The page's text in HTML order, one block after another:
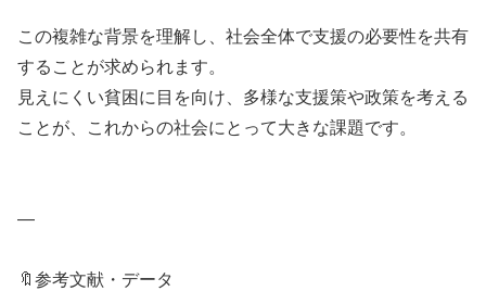
この複雑な背景を理解し、社会全体で支援の必要性を共有
することが求められます。
見えにくい貧困に目を向け、多様な支援策や政策を考える
ことが、これからの社会にとって大きな課題です。
—
🔖参考文献・データ